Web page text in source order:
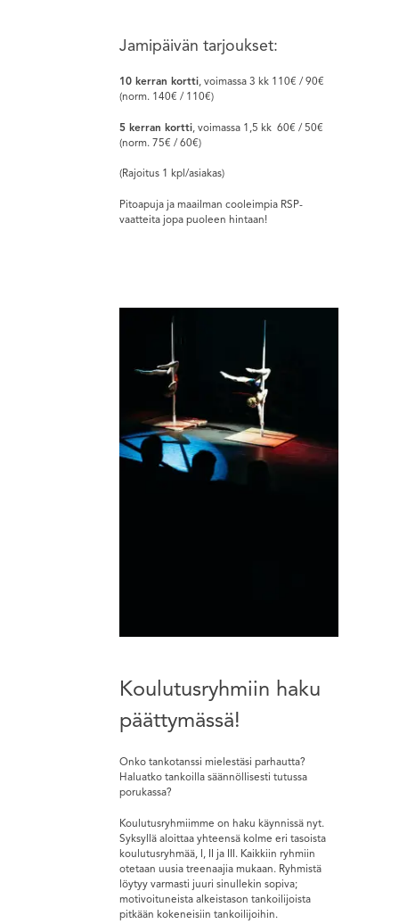
Jamipäivän tarjoukset:
10 kerran kortti, voimassa 3 kk 110€ / 90€
(norm. 140€ / 110€)
5 kerran kortti, voimassa 1,5 kk 60€ / 50€
(norm. 75€ / 60€)
(Rajoitus 1 kpl/asiakas)
Pitoapuja ja maailman cooleimpia RSP-
vaatteita jopa puoleen hintaan!
Koulutusryhmiin haku
päättymässä!
Onko tankotanssi mielestäsi parhautta?
Haluatko tankoilla säännöllisesti tutussa
porukassa?
Koulutusryhmiimme on haku käynnissä nyt.
Syksyllä aloittaa yhteensä kolme eri tasoista
koulutusryhmää, I, II ja III. Kaikkiin ryhmiin
otetaan uusia treenaajia mukaan. Ryhmistä
löytyy varmasti juuri sinullekin sopiva;
motivoituneista alkeistason tankoilijoista
pitkään kokeneisiin tankoilijoihin.